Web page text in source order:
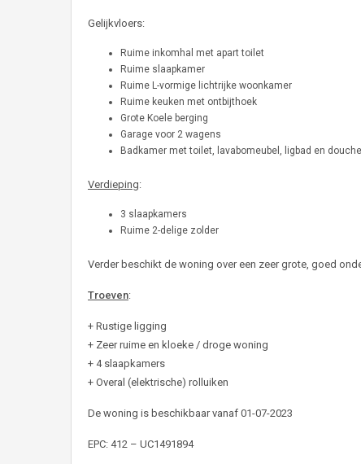
Gelijkvloers:
Ruime inkomhal met apart toilet
Ruime slaapkamer
Ruime L-vormige lichtrijke woonkamer
Ruime keuken met ontbijthoek
Grote Koele berging
Garage voor 2 wagens
Badkamer met toilet, lavabomeubel, ligbad en douche
Verdieping:
3 slaapkamers
Ruime 2-delige zolder
Verder beschikt de woning over een zeer grote, goed
Troeven:
+ Rustige ligging
+ Zeer ruime en kloeke / droge woning
+ 4 slaapkamers
+ Overal (elektrische) rolluiken
De woning is beschikbaar vanaf 01-07-2023
EPC: 412 – UC1491894